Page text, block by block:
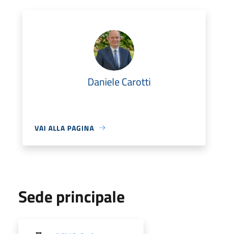
Daniele Carotti
VAI ALLA PAGINA
Sede principale